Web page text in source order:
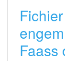
Faass